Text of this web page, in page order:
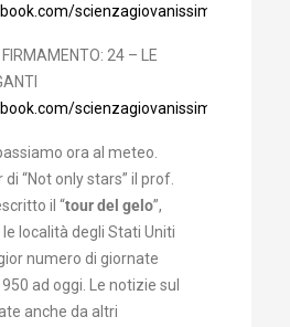
scienzagiovanissimi/photos/
24 – LE
scienzagiovanissimi/photos/
ora al meteo.
“Not only stars” il prof.
il “tour del gelo”,
località degli Stati Uniti
numero di giornate
ad oggi. Le notizie sul
anche da altri